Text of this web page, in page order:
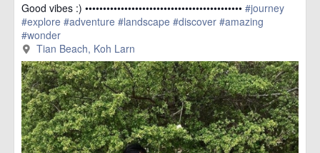
Good vibes :) •••••••••••••••••••••••••••••••••••••••••••• #journey
#explore #adventure #landscape #discover #amazing
#wonder
href=https://m.thetrippacker.com/th/image/TianBeachKohLarn/
more
Tian Beach, Koh Larn